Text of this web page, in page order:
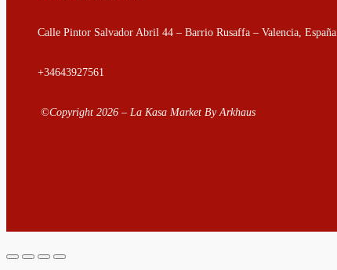
Calle Pintor Salvador Abril 44 – Barrio Rusaffa – Valencia, España
+34643927561
©Copyright 2026 – La Kasa Market By Arkhaus